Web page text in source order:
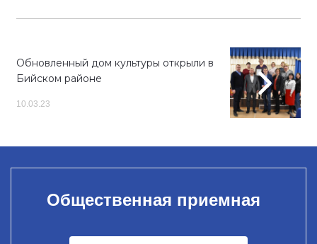
Обновленный дом культуры открыли в
Бийском районе
10.03.23
Общественная приемная